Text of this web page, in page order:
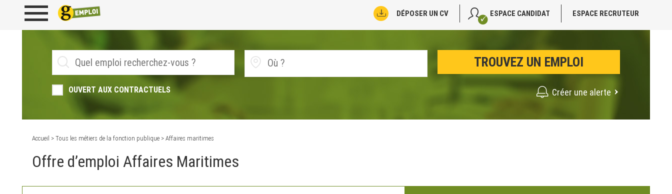
DÉPOSER UN CV ESPACE CANDIDAT ESPACE RECRUTEUR
OUVERT AUX CONTRACTUELS Créer une alerte
Accueil > Tous les métiers de la fonction publique > Affaires maritimes
Offre d’emploi Affaires Maritimes